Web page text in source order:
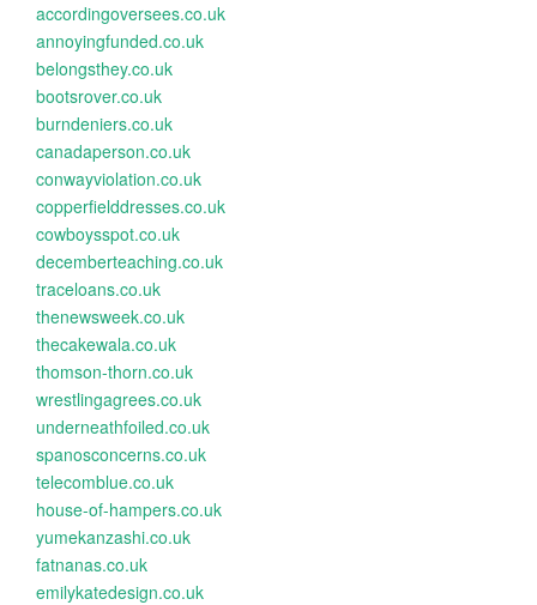
accordingoversees.co.uk
annoyingfunded.co.uk
belongsthey.co.uk
bootsrover.co.uk
burndeniers.co.uk
canadaperson.co.uk
conwayviolation.co.uk
copperfielddresses.co.uk
cowboysspot.co.uk
decemberteaching.co.uk
traceloans.co.uk
thenewsweek.co.uk
thecakewala.co.uk
thomson-thorn.co.uk
wrestlingagrees.co.uk
underneathfoiled.co.uk
spanosconcerns.co.uk
telecomblue.co.uk
house-of-hampers.co.uk
yumekanzashi.co.uk
fatnanas.co.uk
emilykatedesign.co.uk